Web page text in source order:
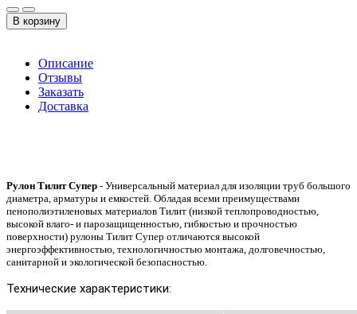
Описание
Отзывы
Заказать
Доставка
Рулон Тилит Супер - Универсальный материал для изоляции труб большого
диаметра, арматуры и емкостей. Обладая всеми преимуществами
пенополиэтиленовых материалов Тилит (низкой теплопроводностью,
высокой влаго- и парозащищенностью, гибкостью и прочностью
поверхности) рулоны Тилит Супер отличаются высокой
энергоэффективностью, технологичностью монтажа, долговечностью,
санитарной и экологической безопасностью.
Технические характеристики: